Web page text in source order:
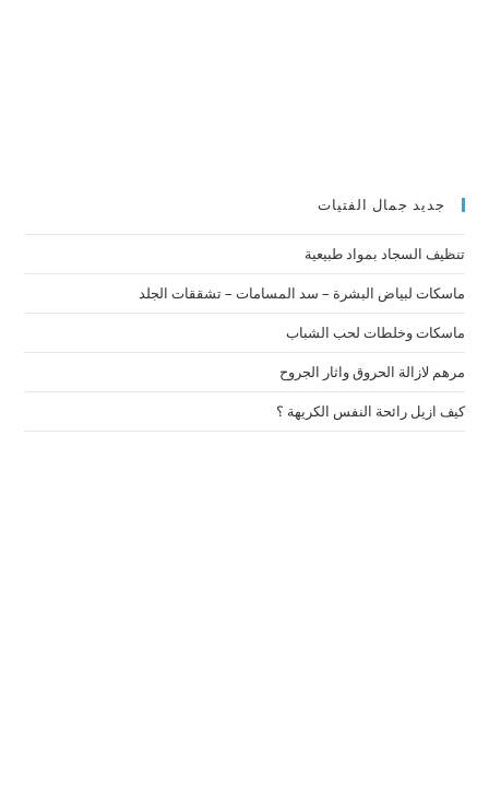
جديد جمال الفتيات
تنظيف السجاد بمواد طبيعية
ماسكات لبياض البشرة – سد المسامات – تشققات الجلد
ماسكات وخلطات لحب الشباب
مرهم لازالة الحروق واثار الجروح
كيف ازيل رائحة النفس الكريهة ؟